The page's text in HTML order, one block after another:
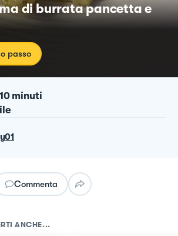
di burrata pancetta e
passo
10 minuti
Commenta
ANCHE...